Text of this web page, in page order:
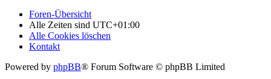
Foren-Übersicht
Alle Zeiten sind UTC+01:00
Alle Cookies löschen
Kontakt
Powered by phpBB® Forum Software © phpBB Limited